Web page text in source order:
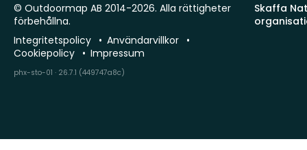
Skaffa
© Outdoormap AB 2014-2026. Alla rättigheter
förbehållna.
Integritetspolicy
Användarvillkor
Cookiepolicy
Impressum
phx-sto-01 · 26.7.1 (449747a8c)